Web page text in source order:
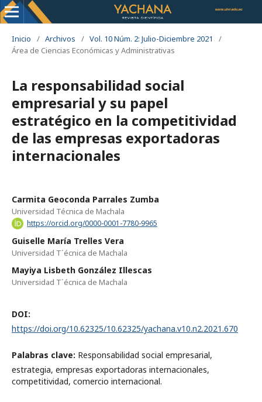
Inicio / Archivos / Vol. 10 Núm. 2: Julio-Diciembre 2021
/
Área de Ciencias Económicas y Administrativas
La responsabilidad social
empresarial y su papel
estratégico en la competitividad
de las empresas exportadoras
internacionales
Carmita Geoconda Parrales Zumba
Universidad Técnica de Machala
https://orcid.org/0000-0001-7780-9965
Guiselle María Trelles Vera
Universidad T´écnica de Machala
Mayiya Lisbeth González Illescas
Universidad T´écnica de Machala
DOI:
https://doi.org/10.62325/10.62325/yachana.v10.n2.2021.670
Palabras clave: Responsabilidad social empresarial,
estrategia, empresas exportadoras internacionales,
competitividad, comercio internacional.